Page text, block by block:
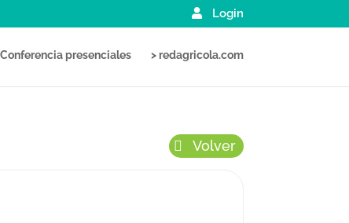
Login
Conferencia presenciales > redagricola.com
Volver